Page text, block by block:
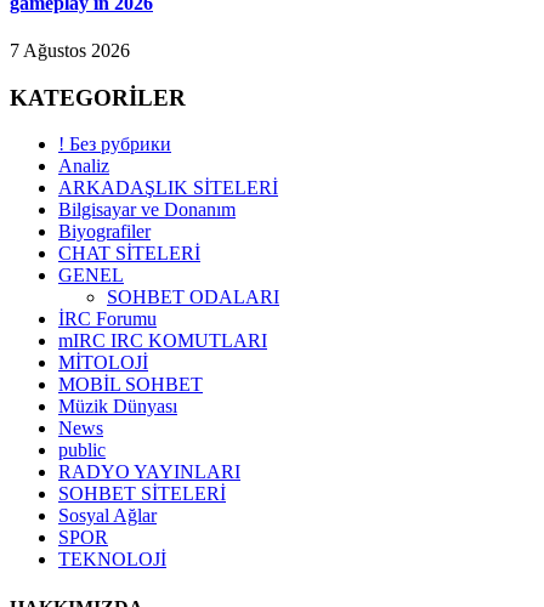
7 Ağustos 2026
KATEGORİLER
! Без рубрики
Analiz
ARKADAŞLIK SİTELERİ
Bilgisayar ve Donanım
Biyografiler
CHAT SİTELERİ
GENEL
SOHBET ODALARI
İRC Forumu
mIRC IRC KOMUTLARI
MİTOLOJİ
MOBİL SOHBET
Müzik Dünyası
News
public
RADYO YAYINLARI
SOHBET SİTELERİ
Sosyal Ağlar
SPOR
TEKNOLOJİ